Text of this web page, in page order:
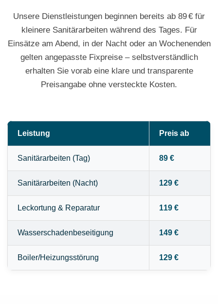
Unsere Dienstleistungen beginnen bereits ab 89 € für
kleinere Sanitärarbeiten während des Tages. Für
Einsätze am Abend, in der Nacht oder an Wochenenden
gelten angepasste Fixpreise – selbstverständlich
erhalten Sie vorab eine klare und transparente
Preisangabe ohne versteckte Kosten.
Leistung Preis ab
Sanitärarbeiten (Tag) 89 €
Sanitärarbeiten (Nacht) 129 €
Leckortung & Reparatur 119 €
Wasserschadenbeseitigung 149 €
Boiler/Heizungsstörung 129 €